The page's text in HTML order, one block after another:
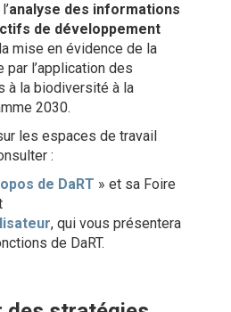
analyse des informations
de développement
mise en évidence de la
l’application des
à la biodiversité à la
2030.
les espaces de travail
:
de DaRT » et sa Foire
, qui vous présentera
de DaRT.